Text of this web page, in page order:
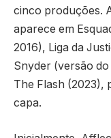
cinco produções.
aparece em
2016), Liga da
Snyder (versão
The Flash (2023),
capa.